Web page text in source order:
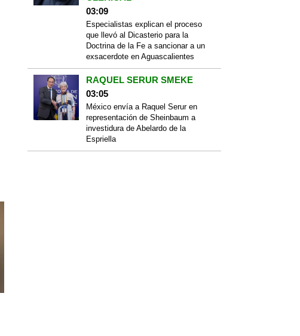
03:09
Especialistas explican el proceso
que llevó al Dicasterio para la
Doctrina de la Fe a sancionar a un
exsacerdote en Aguascalientes
RAQUEL SERUR SMEKE
03:05
México envía a Raquel Serur en
representación de Sheinbaum a
investidura de Abelardo de la
Espriella